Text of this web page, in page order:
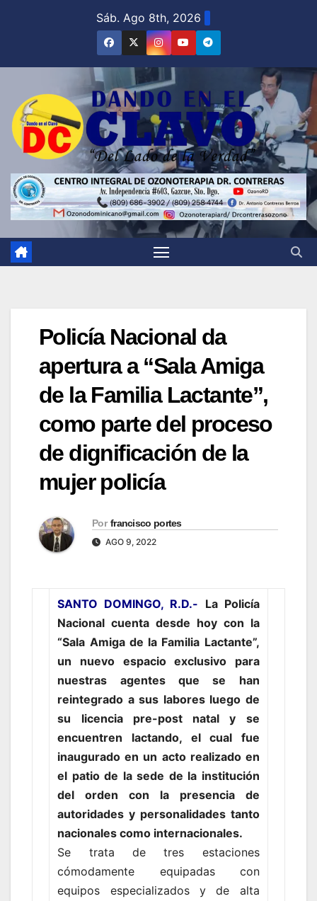
Sáb. Ago 8th, 2026
Policía Nacional da
apertura a “Sala Amiga
de la Familia Lactante”,
como parte del proceso
de dignificación de la
mujer policía
Por francisco portes
AGO 9, 2022
SANTO DOMINGO, R.D.- La Policía
Nacional cuenta desde hoy con la
“Sala Amiga de la Familia Lactante”,
un nuevo espacio exclusivo para
nuestras agentes que se han
reintegrado a sus labores luego de
su licencia pre-post natal y se
encuentren lactando, el cual fue
inaugurado en un acto realizado en
el patio de la sede de la institución
del orden con la presencia de
autoridades y personalidades tanto
nacionales como internacionales.
Se trata de tres estaciones
cómodamente equipadas con
equipos especializados y de alta